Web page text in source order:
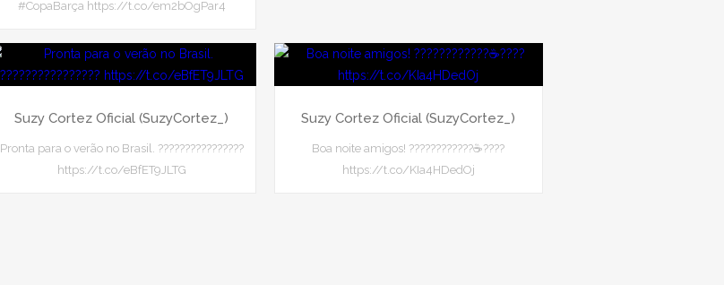
#CopaBarça https://t.co/em2bOgPar4
Suzy Cortez Oficial (SuzyCortez_)
Pronta para o verão no Brasil. ????????????????
https://t.co/eBfET9JLTG
Suzy Cortez Oficial (SuzyCortez_)
Boa noite amigos! ????????????☕????
https://t.co/KIa4HDedOj